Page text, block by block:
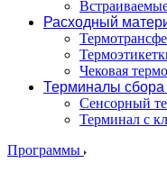
Расходный
Чековая
Терминалы
Сенсорный
Терминал с
Программы